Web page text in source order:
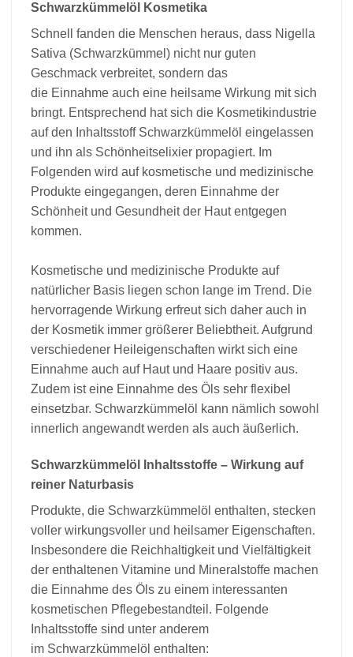
Schwarzkümmelöl Kosmetika
Schnell fanden die Menschen heraus, dass Nigella
Sativa (Schwarzkümmel) nicht nur guten
Geschmack verbreitet, sondern das
die Einnahme auch eine heilsame Wirkung mit sich
bringt. Entsprechend hat sich die Kosmetikindustrie
auf den Inhaltsstoff Schwarzkümmelöl eingelassen
und ihn als Schönheitselixier propagiert. Im
Folgenden wird auf kosmetische und medizinische
Produkte eingegangen, deren Einnahme der
Schönheit und Gesundheit der Haut entgegen
kommen.
Kosmetische und medizinische Produkte auf
natürlicher Basis liegen schon lange im Trend. Die
hervorragende Wirkung erfreut sich daher auch in
der Kosmetik immer größerer Beliebtheit. Aufgrund
verschiedener Heileigenschaften wirkt sich eine
Einnahme auch auf Haut und Haare positiv aus.
Zudem ist eine Einnahme des Öls sehr flexibel
einsetzbar. Schwarzkümmelöl kann nämlich sowohl
innerlich angewandt werden als auch äußerlich.
Schwarzkümmelöl Inhaltsstoffe – Wirkung auf
reiner Naturbasis
Produkte, die Schwarzkümmelöl enthalten, stecken
voller wirkungsvoller und heilsamer Eigenschaften.
Insbesondere die Reichhaltigkeit und Vielfältigkeit
der enthaltenen Vitamine und Mineralstoffe machen
die Einnahme des Öls zu einem interessanten
kosmetischen Pflegebestandteil. Folgende
Inhaltsstoffe sind unter anderem
im Schwarzkümmelöl enthalten: